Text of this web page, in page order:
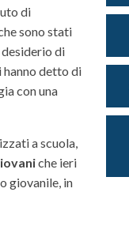
di
sono stati
di
hanno detto di
con una
a scuola,
che ieri
giovanile, in